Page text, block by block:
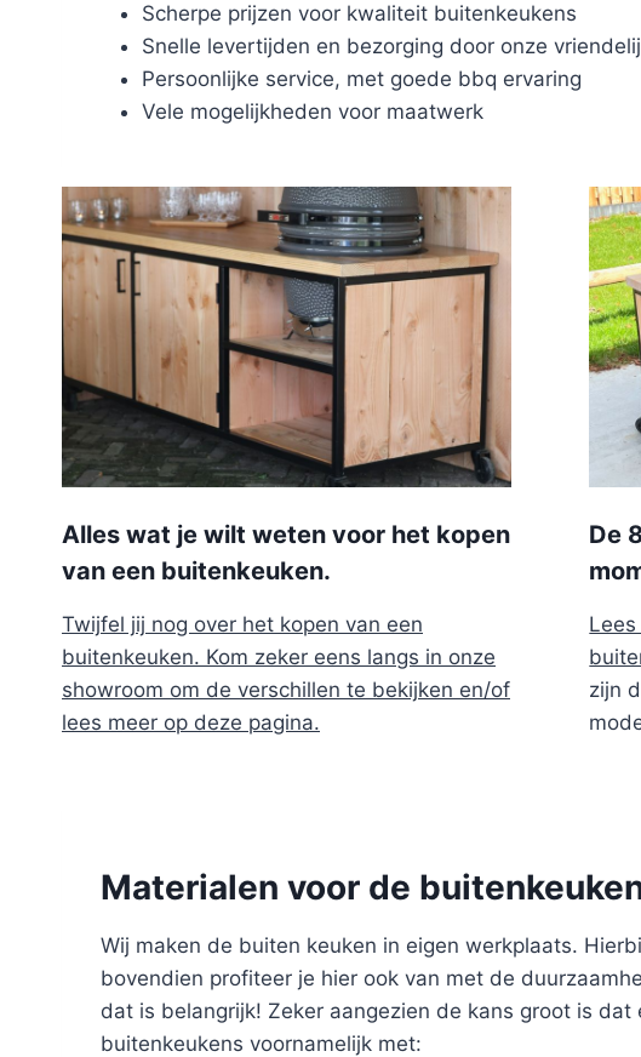
Scherpe prijzen voor kwaliteit buitenkeukens
Snelle levertijden en bezorging door onze
Persoonlijke service, met goede bbq ervaring
Vele mogelijkheden voor maatwerk
Alles wat je wilt weten voor het kopen
van een buitenkeuken.
Twijfel jij nog over het kopen van een
buitenkeuken. Kom zeker eens langs in onze
showroom om de verschillen te bekijken en/of
lees meer op deze pagina.
De
zijn
Materialen voor de
Wij maken de buiten keuken in eigen werkplaats.
bovendien profiteer je hier ook van met de
dat is belangrijk! Zeker aangezien de kans groot is
buitenkeukens voornamelijk met: